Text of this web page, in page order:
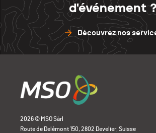
d'événement ?
Découvrez nos
2026 © MSO Sàrl
Route de Delémont 150, 2802 Develier, Suisse